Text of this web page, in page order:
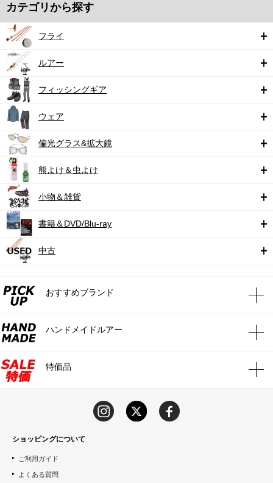
カテゴリから探す
フライ
ルアー
フィッシングギア
ウェア
偏光グラス&拡大鏡
熊よけ＆虫よけ
小物＆雑貨
書籍＆DVD/Blu-ray
中古
おすすめブランド
ハンドメイドルアー
特価品
ショッピングについて
ご利用ガイド
よくある質問